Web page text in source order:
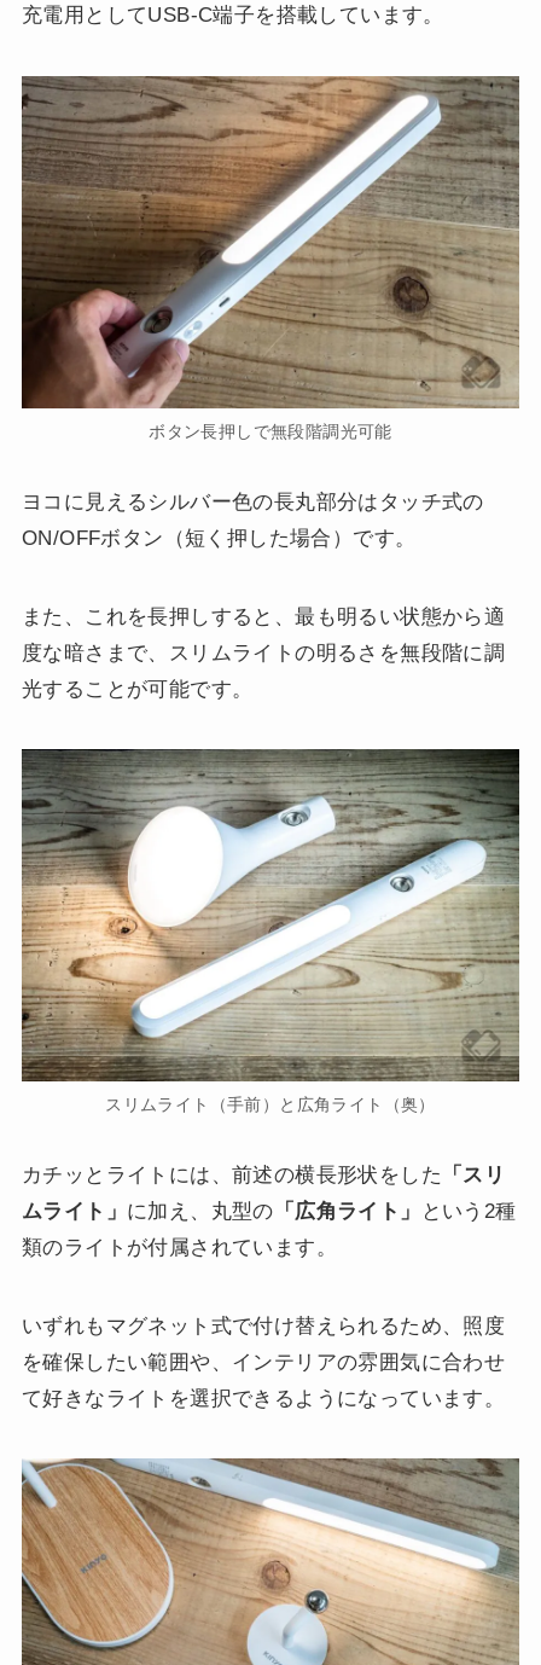
充電用としてUSB-C端子を搭載しています。
ボタン長押しで無段階調光可能
ヨコに見えるシルバー色の長丸部分はタッチ式の
ON/OFFボタン（短く押した場合）です。
また、これを長押しすると、最も明るい状態から適
度な暗さまで、スリムライトの明るさを無段階に調
光することが可能です。
スリムライト（手前）と広角ライト（奥）
カチッとライトには、前述の横長形状をした
「スリ
ムライト」 に加え、丸型の 「広角ライト」
という2種
類のライトが付属されています。
いずれもマグネット式で付け替えられるため、照度
を確保したい範囲や、インテリアの雰囲気に合わせ
て好きなライトを選択できるようになっています。